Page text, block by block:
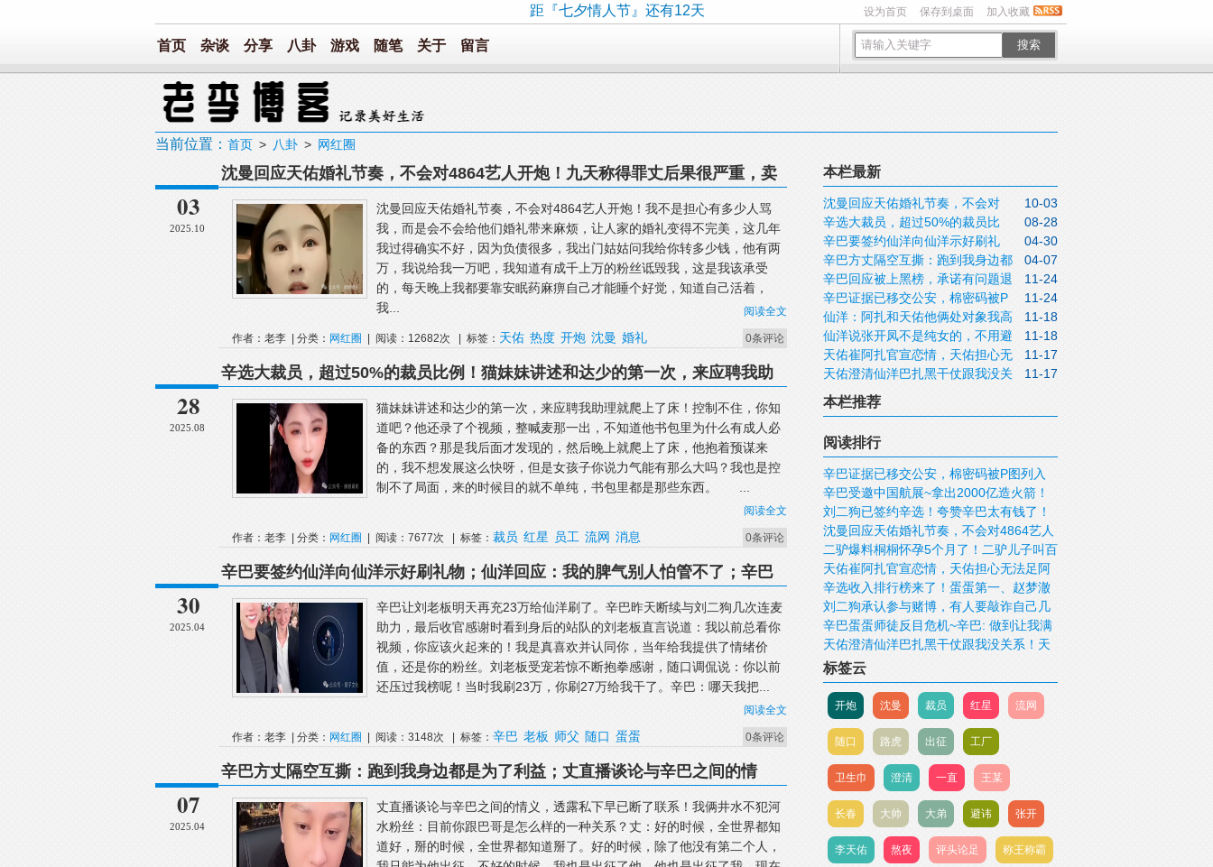
设为首页 保存到桌面 加入收藏
距『七夕情人节』还有12天
搜索
首页 杂谈 分享 八卦 游戏 随笔 关于 留言
当前位置： 首页 > 八卦 > 网红圈
03
2025.10
沈曼回应天佑婚礼节奏，不会对4864艺人开炮！九天称得罪丈后果很严重，卖
货卖不出去，PK没人敢给你刷礼物！
沈曼回应天佑婚礼节奏，不会对4864艺人开炮！我不是担心有多少人骂
我，而是会不会给他们婚礼带来麻烦，让人家的婚礼变得不完美，这几年
我过得确实不好，因为负债很多，我出门姑姑问我给你转多少钱，他有两
万，我说给我一万吧，我知道有成千上万的粉丝诋毁我，这是我该承受
的，每天晚上我都要靠安眠药麻痹自己才能睡个好觉，知道自己活着，
我...
阅读全文
0条评论
作者：老李 | 分类： 网红圈 | 阅读：12682次 | 标签： 天佑 热度 开炮 沈曼 婚礼
28
2025.08
辛选大裁员，超过50%的裁员比例！猫妹妹讲述和达少的第一次，来应聘我助
理就爬上了床！某顶流网红7月在新加坡赌场被网友偶遇
猫妹妹讲述和达少的第一次，来应聘我助理就爬上了床！控制不住，你知
道吧？他还录了个视频，整喊麦那一出，不知道他书包里为什么有成人必
备的东西？那是我后面才发现的，然后晚上就爬上了床，他抱着预谋来
的，我不想发展这么快呀，但是女孩子你说力气能有那么大吗？我也是控
制不了局面，来的时候目的就不单纯，书包里都是那些东西。 ...
阅读全文
0条评论
作者：老李 | 分类： 网红圈 | 阅读：7677次 | 标签： 裁员 红星 员工 流网 消息
30
2025.04
辛巴要签约仙洋向仙洋示好刷礼物；仙洋回应：我的脾气别人怕管不了；辛巴
否认拿刘二狗当宠物，对二狗非常满意！
辛巴让刘老板明天再充23万给仙洋刷了。辛巴昨天断续与刘二狗几次连麦
助力，最后收官感谢时看到身后的站队的刘老板直言说道：我以前总看你
视频，你应该火起来的！我是真喜欢并认同你，当年给我提供了情绪价
值，还是你的粉丝。刘老板受宠若惊不断抱拳感谢，随口调侃说：你以前
还压过我榜呢！当时我刷23万，你刷27万给我干了。辛巴：哪天我把...
阅读全文
0条评论
作者：老李 | 分类： 网红圈 | 阅读：3148次 | 标签： 辛巴 老板 师父 随口 蛋蛋
07
2025.04
辛巴方丈隔空互撕：跑到我身边都是为了利益；丈直播谈论与辛巴之间的情
义，透露私下早已断了联系！
丈直播谈论与辛巴之间的情义，透露私下早已断了联系！我俩井水不犯河
水粉丝：目前你跟巴哥是怎么样的一种关系？丈：好的时候，全世界都知
道好，掰的时候，全世界都知道掰了。好的时候，除了他没有第二个人，
本栏最新
10-03
沈曼回应天佑婚礼节奏，不会对
4864艺人开炮！九天称得罪丈后果很严
重，卖货卖不出去，PK没人敢给你刷礼
物！
08-28
辛选大裁员，超过50%的裁员比
例！猫妹妹讲述和达少的第一次，来应聘
我助理就爬上了床！某顶流网红7月在新加
坡赌场被网友偶遇
04-30
辛巴要签约仙洋向仙洋示好刷礼
物；仙洋回应：我的脾气别人怕管不了；
辛巴否认拿刘二狗当宠物，对二狗非常满
意！
04-07
辛巴方丈隔空互撕：跑到我身边都
是为了利益；丈直播谈论与辛巴之间的情
义，透露私下早已断了联系！
11-24
辛巴回应被上黑榜，承诺有问题退
出市场，工厂直接关门；辛巴表示不喜欢
直播，觉得对自己的束缚太多了
11-24
辛巴证据已移交公安，棉密码被P
图列入黑榜！辛巴澄清棉密码被抹黑是p
图；辛巴讲述开发棉密码，一直守护着行
业底线
11-18
仙洋：阿扎和天佑他俩处对象我高
兴！阿厦感激仙洋没少帮自己，明天长春
聚！
11-18
仙洋说张开凤不是纯女的，不用避
讳~仙洋认可陶大帅做人做事，告诉大弟得
懂感恩~
11-17
天佑崔阿扎官宣恋情，天佑担心无
法足阿扎！仙洋跟小美道歉撒狗粮，现在
我对女人比较伤心~
11-17
天佑澄清仙洋巴扎黑干仗跟我没关
系！天佑让骡子和仙洋好好说，他也不是
为了要你命去的~
本栏推荐
阅读排行
辛巴证据已移交公安，棉密码被P图列入
黑榜！辛巴澄清棉密码被抹黑是p图；辛巴
讲述开发棉密码，一直守护着行业底线
辛巴受邀中国航展~拿出2000亿造火箭！
辛巴女儿晒出和杨颖合影！辛巴力挺！阿
哲放话全网：让你们有危机感！
刘二狗已签约辛选！夸赞辛巴太有钱了！
太原老葛喊话我们接受一切竞争打压，但
是不接受诋毁
沈曼回应天佑婚礼节奏，不会对4864艺人
开炮！九天称得罪丈后果很严重，卖货卖
不出去，PK没人敢给你刷礼物！
二驴爆料桐桐怀孕5个月了！二驴儿子叫百
川，桐桐孩子叫海纳！全网打听桐桐老公
是谁
天佑崔阿扎官宣恋情，天佑担心无法足阿
扎！仙洋跟小美道歉撒狗粮，现在我对女
人比较伤心~
辛选收入排行榜来了！蛋蛋第一、赵梦澈
直播次数倒数第一！赵梦澈解释不是帮叶
珂说话，我不想上热搜很尴尬~
刘二狗承认参与赌博，有人要敲诈自己几
百万 但绝不低头！沈曼办活动半个娱乐圈
众网红给面子！
辛巴蛋蛋师徒反目危机~辛巴: 做到让我满
意！辛巴总资产从4年前至今没有增长，艺
人拿30%净收入! 辛巴宣读了“2024珠海航
展”
天佑澄清仙洋巴扎黑干仗跟我没关系！天
佑让骡子和仙洋好好说，他也不是为了要
你命去的~
标签云
开炮 沈曼 裁员 红星 流网
随口 路虎 出征 工厂
卫生巾 澄清 一直 王某
长春 大帅 大弟 避讳 张开
李天佑 熬夜 评头论足 称王称霸